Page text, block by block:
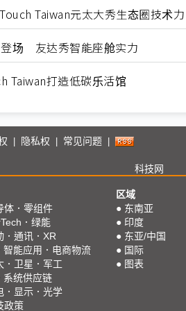
Taiwan元太大秀生态圈技术力
登场 友达秀智能座舱实力
Taiwan打造低碳乐活馆
隐私权 常见问题
科技网
体．零组件
．绿能
．通讯．XR
智能应用．电商物流
．卫星．军工
系统供应链
．显示．光学
政策
区域
● 东南亚
● 印度
● 东亚/中国
● 国际
● 图表